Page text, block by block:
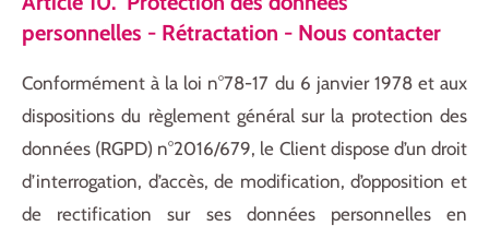
personnelles - Rétractation - Nous contacter
Conformément à la loi n°78-17 du 6 janvier 1978 et aux
dispositions du règlement général sur la protection des
données (RGPD) n°2016/679, le Client dispose d’un droit
d’interrogation, d’accès, de modification, d’opposition et
de rectification sur ses données personnelles en